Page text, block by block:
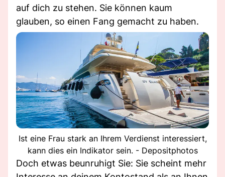
auf dich zu stehen. Sie können kaum
glauben, so einen Fang gemacht zu haben.
Ist eine Frau stark an Ihrem Verdienst interessiert,
kann dies ein Indikator sein. - Depositphotos
Doch etwas beunruhigt Sie: Sie scheint mehr